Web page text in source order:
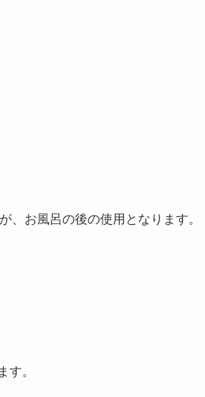
、お風呂の後の使用となります。
す。